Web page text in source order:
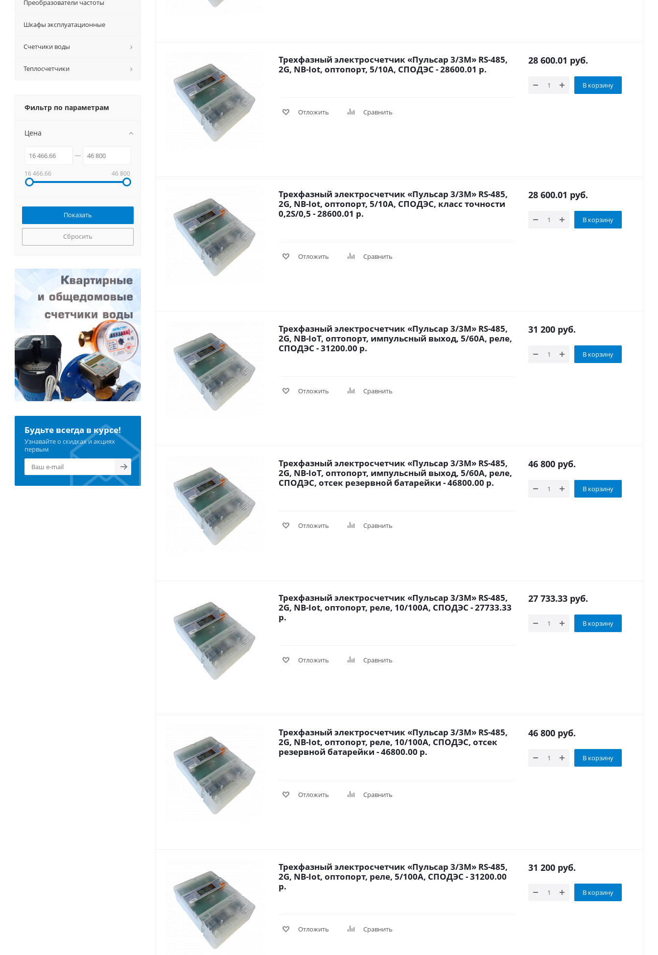
Трехфазный электросчетчик «Пульсар 3/3М» RS-485,
2G, NB-Iot, оптопорт, 5/10A, СПОДЭС - 28600.01 р.
Отложить Сравнить
28 600.01 руб.
В корзину
Трехфазный электросчетчик «Пульсар 3/3М» RS-485,
2G, NB-Iot, оптопорт, 5/10A, СПОДЭС, класс точности
0,2S/0,5 - 28600.01 р.
Отложить Сравнить
28 600.01 руб.
В корзину
Трехфазный электросчетчик «Пульсар 3/3М» RS-485,
2G, NB-IoT, оптопорт, импульсный выход, 5/60A, реле,
СПОДЭС - 31200.00 р.
Отложить Сравнить
31 200 руб.
В корзину
Трехфазный электросчетчик «Пульсар 3/3М» RS-485,
2G, NB-IoT, оптопорт, импульсный выход, 5/60A, реле,
СПОДЭС, отсек резервной батарейки - 46800.00 р.
Отложить Сравнить
46 800 руб.
В корзину
Трехфазный электросчетчик «Пульсар 3/3М» RS-485,
2G, NB-Iot, оптопорт, реле, 10/100A, СПОДЭС - 27733.33
р.
Отложить Сравнить
27 733.33 руб.
В корзину
Трехфазный электросчетчик «Пульсар 3/3М» RS-485,
2G, NB-Iot, оптопорт, реле, 10/100A, СПОДЭС, отсек
резервной батарейки - 46800.00 р.
Отложить Сравнить
46 800 руб.
В корзину
Трехфазный электросчетчик «Пульсар 3/3М» RS-485,
2G, NB-Iot, оптопорт, реле, 5/100A, СПОДЭС - 31200.00
р.
Отложить Сравнить
31 200 руб.
В корзину
Преобразователи частоты
Шкафы эксплуатационные
Счетчики воды
Теплосчетчики
Фильтр по параметрам
Цена
16 466.66 46 800
Сбросить
Будьте всегда в курсе!
Узнавайте о скидках и акциях
первым